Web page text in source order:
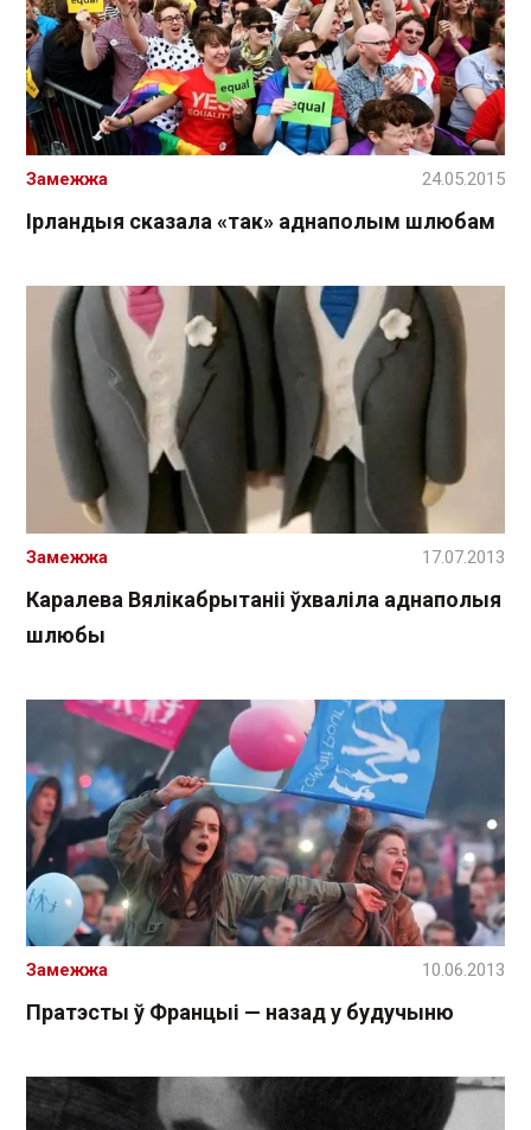
Ірландыя сказала «так» аднаполым шлюбам
Замежжа 24.05.2015
Каралева Вялікабрытаніі ўхваліла аднаполыя
шлюбы
Замежжа 17.07.2013
Пратэсты ў Францыі — назад у будучыню
Замежжа 10.06.2013